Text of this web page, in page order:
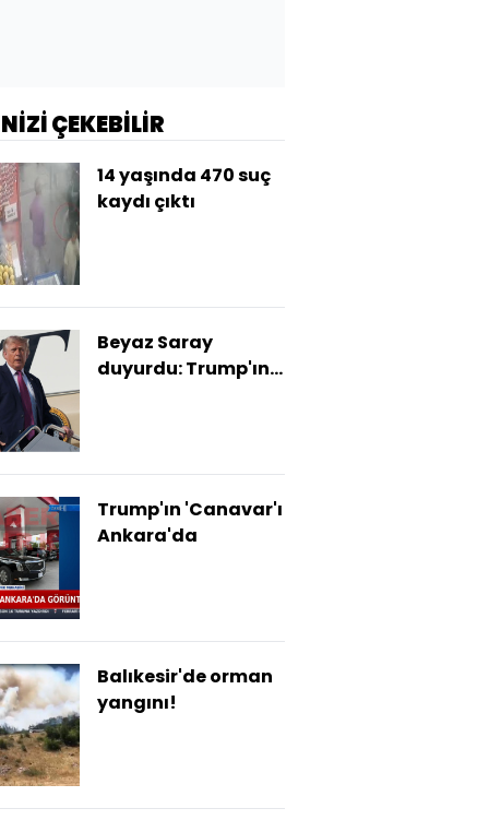
ÇEKEBİLİR
14 yaşında 470 suç
kaydı çıktı
Beyaz Saray
duyurdu: Trump'ın
Trump'ın 'Canavar'ı
Ankara'da
Balıkesir'de orman
yangını!